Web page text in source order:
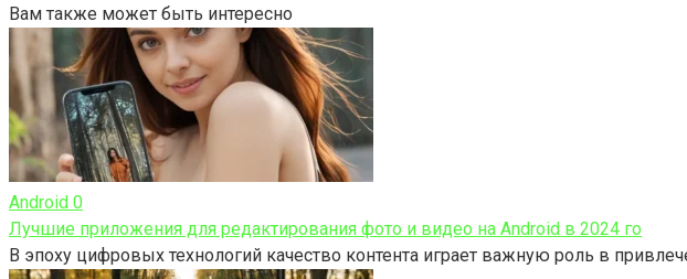
Вам также может быть интересно
Android 0
Лучшие приложения для редактирования фото и видео на Android в 2024 го
В эпоху цифровых технологий качество контента играет важную роль в